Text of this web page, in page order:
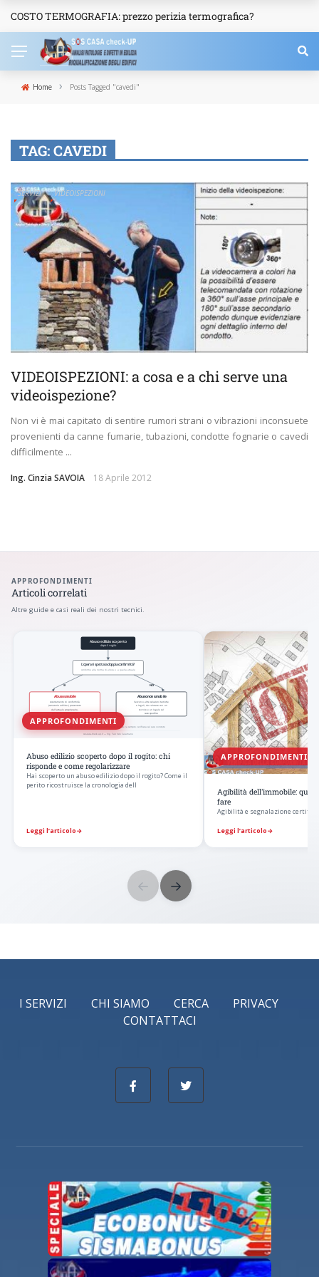
NEWS
COSTO TERMOGRAFIA: prezzo perizia termografica?
Home › Posts Tagged "cavedi"
TAG:CAVEDI
SERVIZI VIDEOISPEZIONI
VIDEOISPEZIONI: a cosa e a chi serve una
videoispezione?
Non vi è mai capitato di sentire rumori strani o vibrazioni inconsuete
provenienti da canne fumarie, tubazioni, condotte fognarie o cavedi
difficilmente ...
Ing. Cinzia SAVOIA 18 Aprile 2012
APPROFONDIMENTI
Articoli correlati
Altre guide e casi reali dei nostri tecnici.
APPROFONDIMENTI
Abuso edilizio scoperto dopo il rogito: chi
risponde e come regolarizzare
Hai scoperto un abuso edilizio dopo il rogito? Come il
perito ricostruisce la cronologia dell
Leggi l’articolo→
APPROFONDIMENTI
Agibilità dell'immobile:
fare
Agibilità e segnalazione
Leggi l’articolo→
← →
I SERVIZI CHI SIAMO CERCA
PRIVACY
CONTATTACI